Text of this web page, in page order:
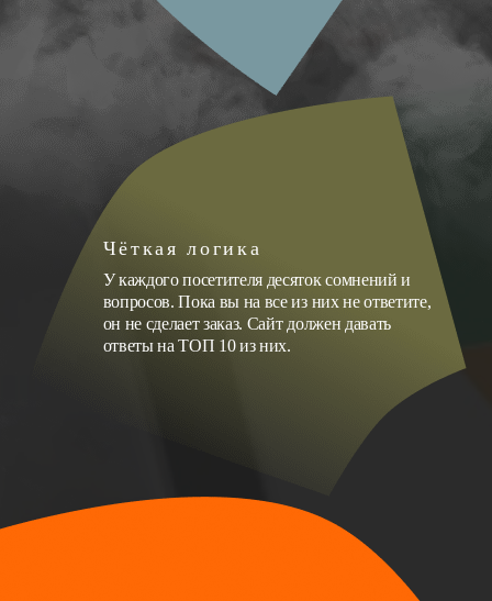
Чёткая логика
У каждого посетителя десяток сомнений и
вопросов. Пока вы на все из них не ответите,
он не сделает заказ. Сайт должен давать
ответы на ТОП 10 из них.